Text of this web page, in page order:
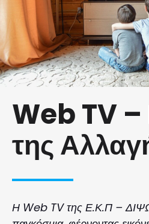
Web TV
της
Η Web TV της Ε.Κ.Π – ΔΙΨΩ